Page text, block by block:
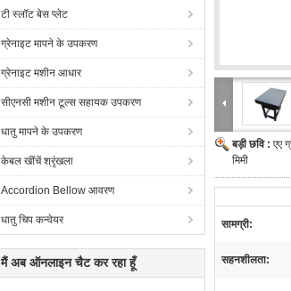
टी स्लॉट बेस प्लेट
ग्रेनाइट मापने के उपकरण
ग्रेनाइट मशीन आधार
सीएनसी मशीन टूल्स सहायक उपकरण
धातु मापने के उपकरण
केबल खींचें श्रृंखला
Accordion Bellow आवरण
धातु चिप कन्वेयर
मैं अब ऑनलाइन चैट कर रहा हूँ
बड़ी छवि : एए
मिमी
सामग्री:
सहनशीलता: